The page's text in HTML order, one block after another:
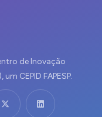
de Inovação
CEPID FAPESP.